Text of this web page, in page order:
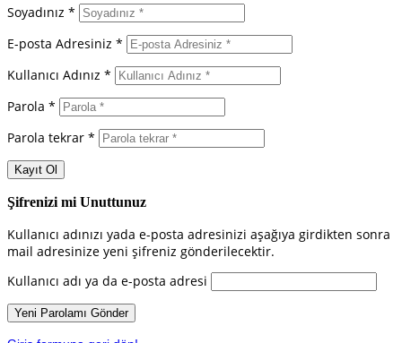
Soyadınız *
E-posta Adresiniz *
Kullanıcı Adınız *
Parola *
Parola tekrar *
Şifrenizi mi Unuttunuz
Kullanıcı adınızı yada e-posta adresinizi aşağıya girdikten sonra
mail adresinize yeni şifreniz gönderilecektir.
Kullanıcı adı ya da e-posta adresi